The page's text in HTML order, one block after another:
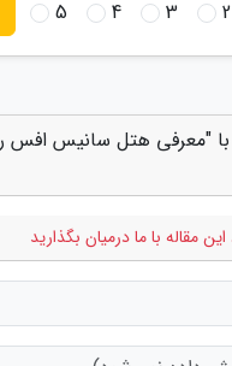
2
3
4
5
"معرفی هتل سانیس افس
مقاله با ما درمیان بگذارید